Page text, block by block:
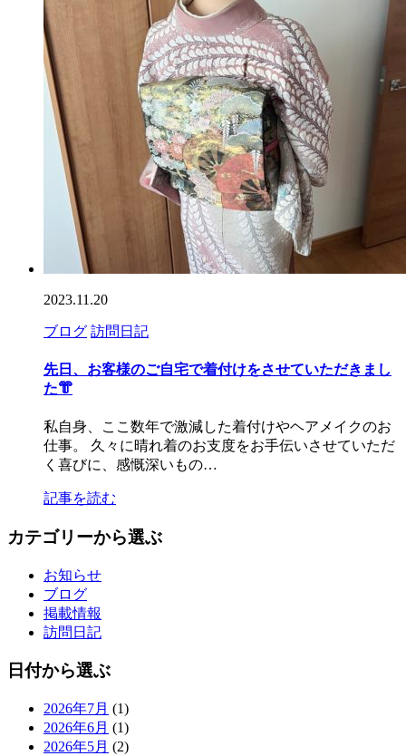
2023.11.20
ブログ 訪問日記
先日、お客様のご自宅で着付けをさせていただきまし
た👘
私自身、ここ数年で激減した着付けやヘアメイクのお
仕事。 久々に晴れ着のお支度をお手伝いさせていただ
く喜びに、感慨深いもの…
記事を読む
カテゴリーから選ぶ
お知らせ
ブログ
掲載情報
訪問日記
日付から選ぶ
2026年7月 (1)
2026年6月 (1)
2026年5月 (2)